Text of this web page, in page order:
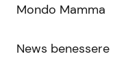
Mondo Mamma
News benessere